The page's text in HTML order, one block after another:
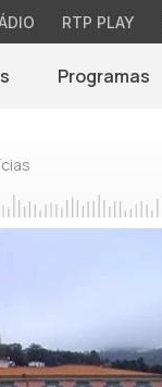
RTP PLAY
Programas